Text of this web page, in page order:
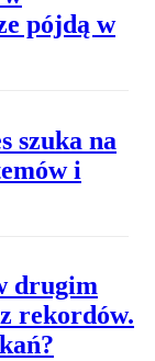
pójdą w
szuka na
i
drugim
rekordów.